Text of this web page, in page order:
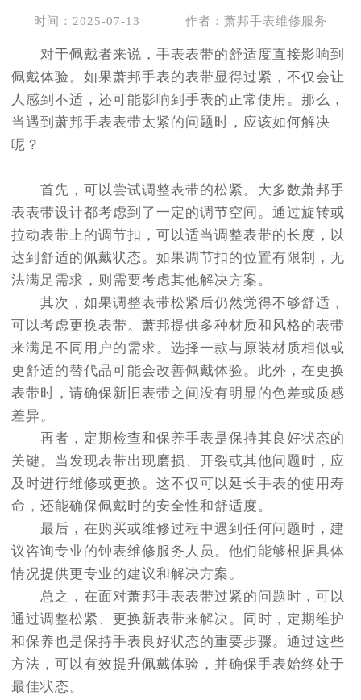
节假日正常营业！
时间：2025-07-13 作者：萧邦手表维修服务
对于佩戴者来说，手表表带的舒适度直接影响到
佩戴体验。如果萧邦手表的表带显得过紧，不仅会让
人感到不适，还可能影响到手表的正常使用。那么，
当遇到萧邦手表表带太紧的问题时，应该如何解决
呢？
首先，可以尝试调整表带的松紧。大多数萧邦手
表表带设计都考虑到了一定的调节空间。通过旋转或
拉动表带上的调节扣，可以适当调整表带的长度，以
达到舒适的佩戴状态。如果调节扣的位置有限制，无
法满足需求，则需要考虑其他解决方案。
其次，如果调整表带松紧后仍然觉得不够舒适，
可以考虑更换表带。萧邦提供多种材质和风格的表带
来满足不同用户的需求。选择一款与原装材质相似或
更舒适的替代品可能会改善佩戴体验。此外，在更换
表带时，请确保新旧表带之间没有明显的色差或质感
差异。
再者，定期检查和保养手表是保持其良好状态的
关键。当发现表带出现磨损、开裂或其他问题时，应
及时进行维修或更换。这不仅可以延长手表的使用寿
命，还能确保佩戴时的安全性和舒适度。
最后，在购买或维修过程中遇到任何问题时，建
议咨询专业的钟表维修服务人员。他们能够根据具体
情况提供更专业的建议和解决方案。
总之，在面对萧邦手表表带过紧的问题时，可以
通过调整松紧、更换新表带来解决。同时，定期维护
和保养也是保持手表良好状态的重要步骤。通过这些
方法，可以有效提升佩戴体验，并确保手表始终处于
最佳状态。